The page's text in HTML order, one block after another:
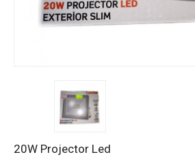
20W Projector Led